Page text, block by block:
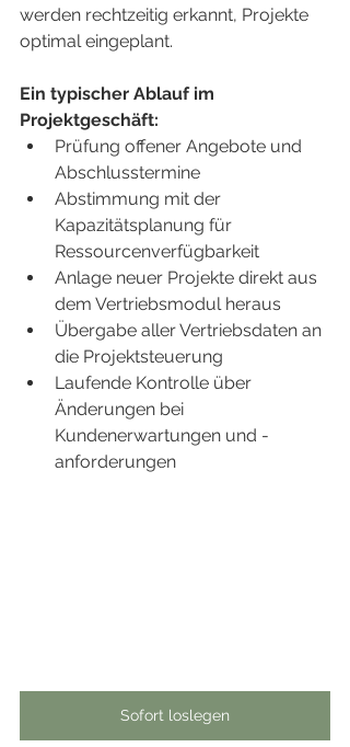
werden rechtzeitig erkannt, Projekte
optimal eingeplant.
Ein typischer Ablauf im
Projektgeschäft:
Prüfung offener Angebote und
Abschlusstermine
Abstimmung mit der
Kapazitätsplanung für
Ressourcenverfügbarkeit
Anlage neuer Projekte direkt aus
dem Vertriebsmodul heraus
Übergabe aller Vertriebsdaten an
die Projektsteuerung
Laufende Kontrolle über
Änderungen bei
Kundenerwartungen und -
anforderungen
Sofort loslegen